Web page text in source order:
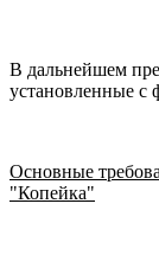
В дальнейшем
установленные с
Основные
"Копейка"